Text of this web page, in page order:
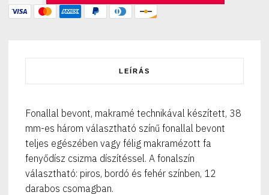
és
teljesen
mennyiség
LEÍRÁS
Fonallal bevont, makramé technikával készített, 38
mm-es három választható színű fonallal bevont
teljes egészében vagy félig makramézott fa
fenyődísz csizma díszítéssel. A fonalszín
választható: piros, bordó és fehér színben, 12
darabos csomagban.